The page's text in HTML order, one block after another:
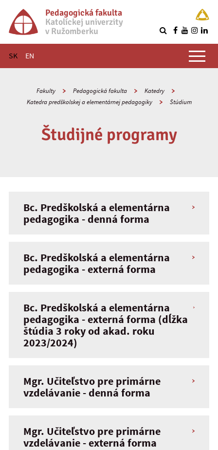
Pedagogická fakulta
Katolíckej univerzity
v Ružomberku
SK EN
Hlavné menu
Fakulty Pedagogická fakulta
Katedry
Katedra predškolskej a elementárnej pedagogiky
Štúdium
Študijné programy
Bc. Predškolská a elementárna
pedagogika - denná forma
Bc. Predškolská a elementárna
pedagogika - externá forma
Bc. Predškolská a elementárna
pedagogika - externá forma (dĺžka
štúdia 3 roky od akad. roku
2023/2024)
Mgr. Učiteľstvo pre primárne
vzdelávanie - denná forma
Mgr. Učiteľstvo pre primárne
vzdelávanie - externá forma